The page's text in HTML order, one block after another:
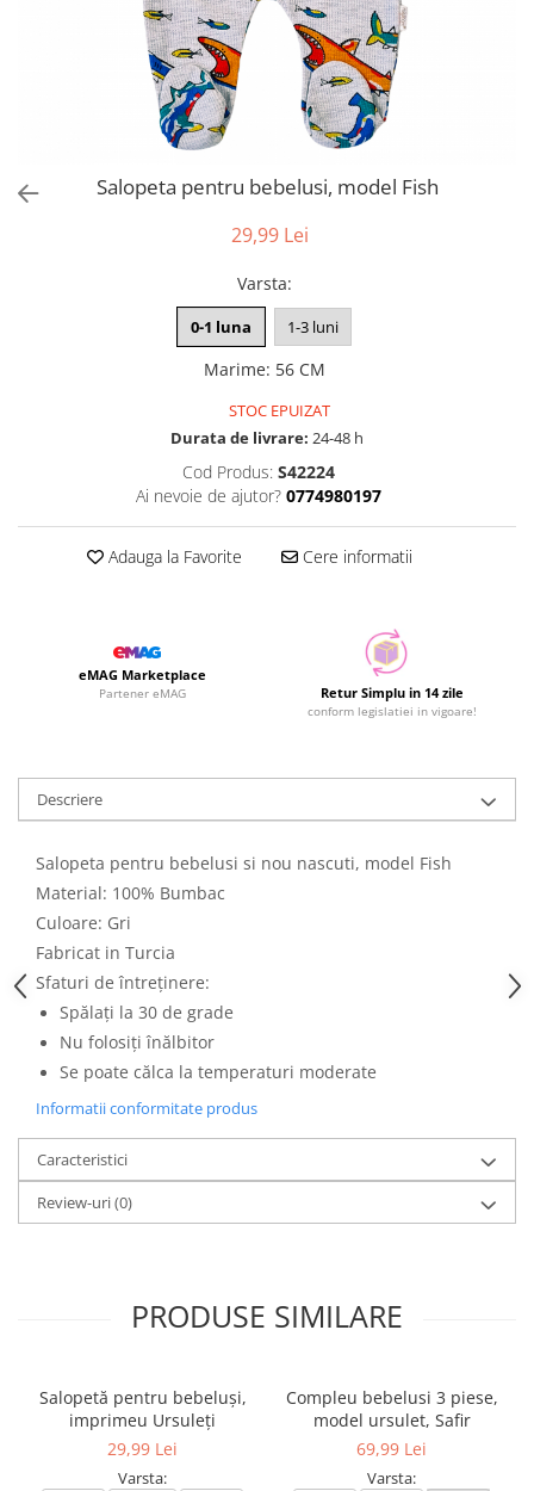
Salopeta pentru bebelusi, model Fish
29,99 Lei
Varsta:
0-1 luna 1-3 luni
Marime: 56 CM
STOC EPUIZAT
Durata de livrare: 24-48 h
Cod Produs: S42224
Ai nevoie de ajutor? 0774980197
Adauga la Favorite Cere informatii
eMAG Marketplace
Partener eMAG Retur Simplu in 14 zile
conform legislatiei in vigoare!
Descriere
Salopeta pentru bebelusi si nou nascuti, model Fish
Material: 100% Bumbac
Culoare: Gri
Fabricat in Turcia
Sfaturi de întreținere:
Spălați la 30 de grade
Nu folosiți înălbitor
Se poate călca la temperaturi moderate
Informatii conformitate produs
Caracteristici
Review-uri(0)
PRODUSE SIMILARE
Salopetă pentru bebeluși,
imprimeu Ursuleți
29,99 Lei
Varsta:
Compleu bebelusi 3 piese,
model ursulet, Safir
69,99 Lei
Varsta: